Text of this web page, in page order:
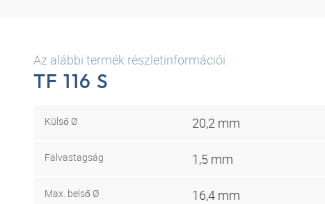
Az alábbi termék részletinformációi
TF 116 S
Külső Ø 20,2 mm
Falvastagság 1,5 mm
Max. belső Ø 16,4 mm